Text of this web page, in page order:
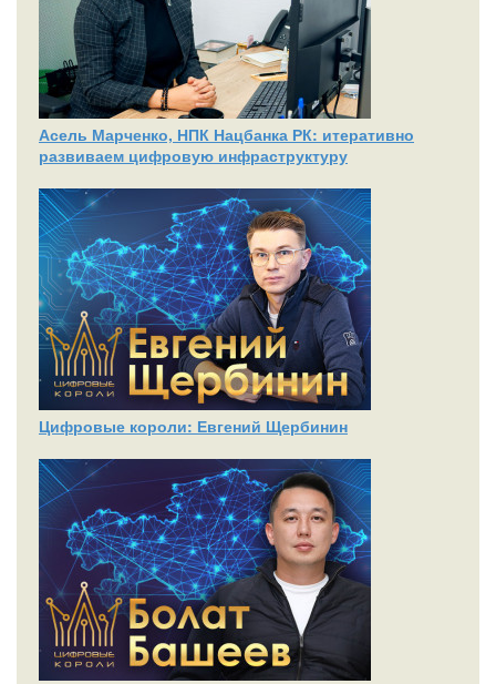
Асель Марченко, НПК Нацбанка РК: итеративно
развиваем цифровую инфраструктуру
Цифровые короли: Евгений Щербинин